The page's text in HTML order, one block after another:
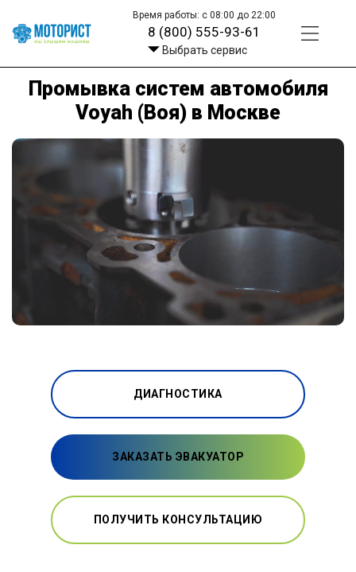
Время работы: с 08:00 до 22:00
8 (800) 555-93-61
Выбрать сервис
Промывка систем автомобиля
Voyah (Воя) в Москве
ДИАГНОСТИКА
ЗАКАЗАТЬ ЭВАКУАТОР
ПОЛУЧИТЬ КОНСУЛЬТАЦИЮ